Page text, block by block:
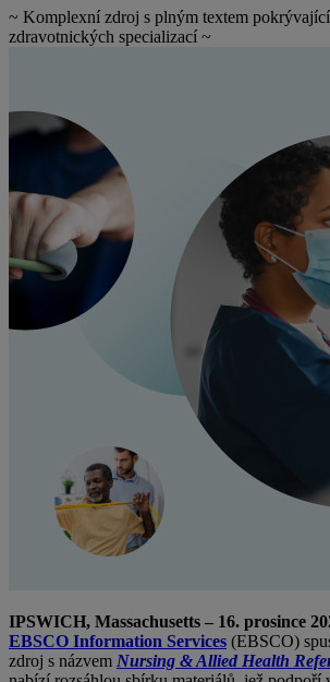
~ Komplexní zdroj s plným textem
zdravotnických specializací ~
IPSWICH, Massachusetts – 16. prosince
EBSCO Information Services (EBSCO)
zdroj s názvem Nursing & Allied Health